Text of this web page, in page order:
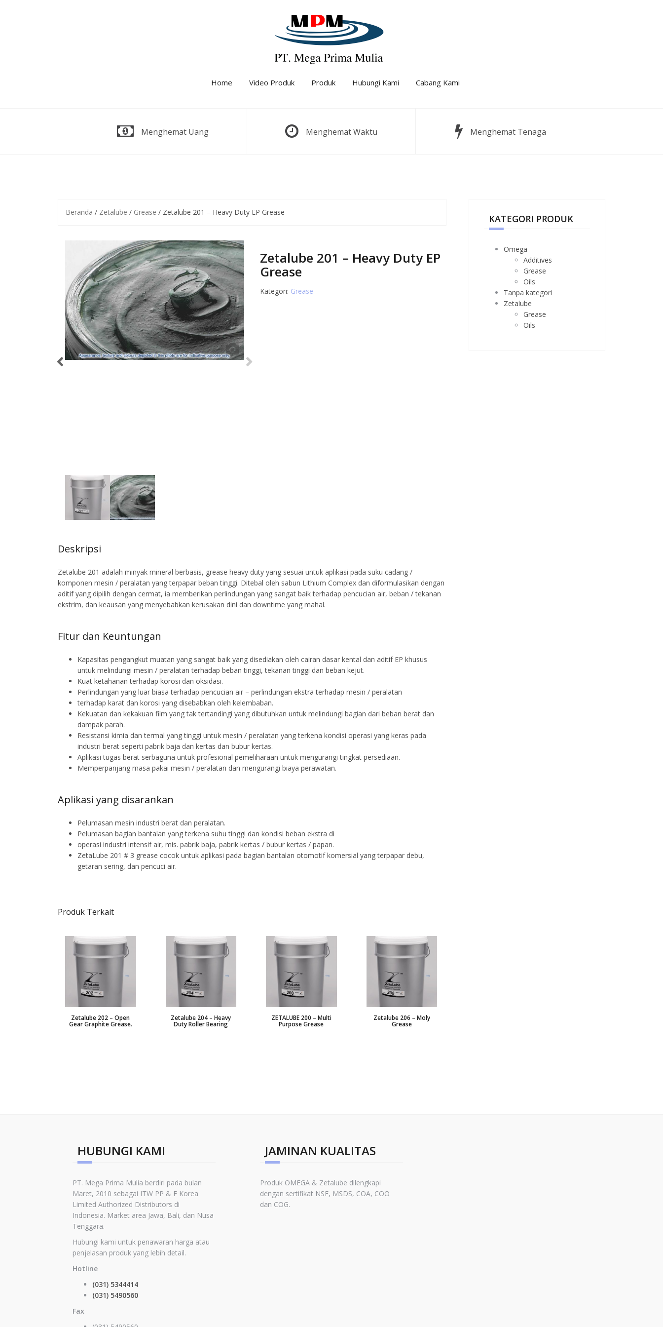
Home Video Produk Produk Hubungi Kami Cabang Kami
Menghemat Uang Menghemat Waktu Menghemat Tenaga
Beranda / Zetalube / Grease / Zetalube 201 – Heavy Duty EP Grease
Zetalube 201 – Heavy Duty EP
Grease
Kategori: Grease
Deskripsi
Zetalube 201 adalah minyak mineral berbasis, grease heavy duty yang sesuai untuk aplikasi pada suku cadang /
komponen mesin / peralatan yang terpapar beban tinggi. Ditebal oleh sabun Lithium Complex dan diformulasikan dengan
aditif yang dipilih dengan cermat, ia memberikan perlindungan yang sangat baik terhadap pencucian air, beban / tekanan
ekstrim, dan keausan yang menyebabkan kerusakan dini dan downtime yang mahal.
Fitur dan Keuntungan
Kapasitas pengangkut muatan yang sangat baik yang disediakan oleh cairan dasar kental dan aditif EP khusus
untuk melindungi mesin / peralatan terhadap beban tinggi, tekanan tinggi dan beban kejut.
Kuat ketahanan terhadap korosi dan oksidasi.
Perlindungan yang luar biasa terhadap pencucian air – perlindungan ekstra terhadap mesin / peralatan
terhadap karat dan korosi yang disebabkan oleh kelembaban.
Kekuatan dan kekakuan film yang tak tertandingi yang dibutuhkan untuk melindungi bagian dari beban berat dan
dampak parah.
Resistansi kimia dan termal yang tinggi untuk mesin / peralatan yang terkena kondisi operasi yang keras pada
industri berat seperti pabrik baja dan kertas dan bubur kertas.
Aplikasi tugas berat serbaguna untuk profesional pemeliharaan untuk mengurangi tingkat persediaan.
Memperpanjang masa pakai mesin / peralatan dan mengurangi biaya perawatan.
Aplikasi yang disarankan
Pelumasan mesin industri berat dan peralatan.
Pelumasan bagian bantalan yang terkena suhu tinggi dan kondisi beban ekstra di
operasi industri intensif air, mis. pabrik baja, pabrik kertas / bubur kertas / papan.
ZetaLube 201 # 3 grease cocok untuk aplikasi pada bagian bantalan otomotif komersial yang terpapar debu,
getaran sering, dan pencuci air.
Produk Terkait
Zetalube 202 – Open
Gear Graphite Grease.
Zetalube 204 – Heavy
Duty Roller Bearing
ZETALUBE 200 – Multi
Purpose Grease
Zetalube 206 – Moly
Grease
KATEGORI PRODUK
Omega
Additives
Grease
Oils
Tanpa kategori
Zetalube
Grease
Oils
HUBUNGI KAMI
PT. Mega Prima Mulia berdiri pada bulan
Maret, 2010 sebagai ITW PP & F Korea
Limited Authorized Distributors di
Indonesia. Market area Jawa, Bali, dan Nusa
Tenggara.
Hubungi kami untuk penawaran harga atau
penjelasan produk yang lebih detail.
Hotline
(031) 5344414
(031) 5490560
Fax
JAMINAN KUALITAS
Produk OMEGA & Zetalube dilengkapi
dengan sertifikat NSF, MSDS, COA, COO
dan COG.